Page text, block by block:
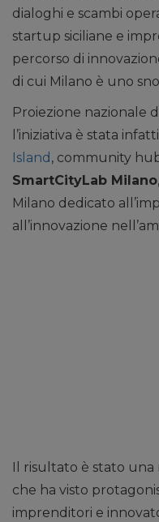
dialoghi e scambi
startup siciliane e
percorso di
di cui Milano è uno
Proiezione nazionale
l’iniziativa è stata
Island , community
SmartCityLab Milano
Milano dedicato
all’innovazione
Il risultato è stato
che ha visto
imprenditori e